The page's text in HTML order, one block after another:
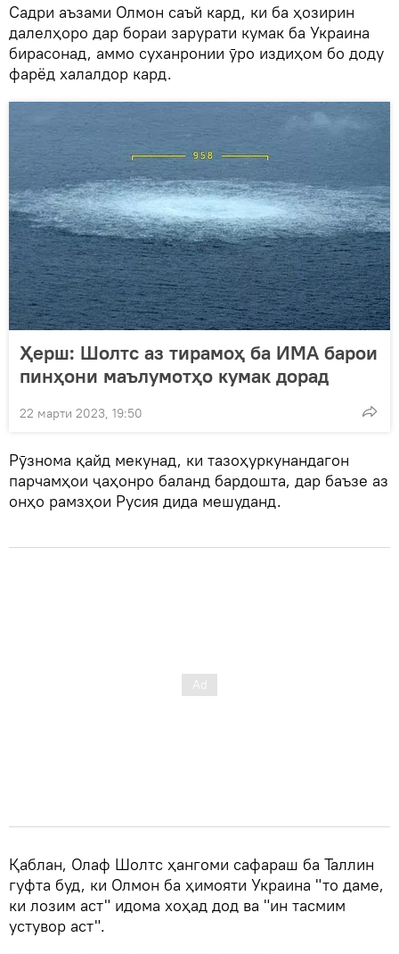
Садри аъзами Олмон саъй кард, ки ба ҳозирин
далелҳоро дар бораи зарурати кумак ба Украина
бирасонад, аммо суханронии ӯро издиҳом бо доду
фарёд халалдор кард.
Ҳерш: Шолтс аз тирамоҳ ба ИМА барои
пинҳони маълумотҳо кумак дорад
22 марти 2023, 19:50
Рӯзнома қайд мекунад, ки тазоҳуркунандагон
парчамҳои ҷаҳонро баланд бардошта, дар баъзе аз
онҳо рамзҳои Русия дида мешуданд.
Қаблан, Олаф Шолтс ҳангоми сафараш ба Таллин
гуфта буд, ки Олмон ба ҳимояти Украина "то даме,
ки лозим аст" идома хоҳад дод ва "ин тасмим
устувор аст".